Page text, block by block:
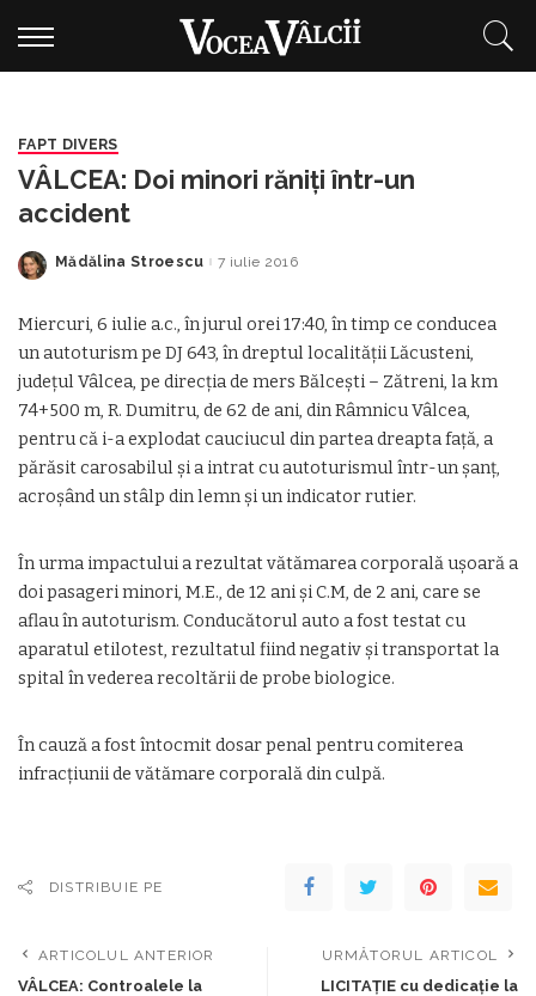
FAPT DIVERS
VÂLCEA: Doi minori răniţi într-un
accident
Posted
Mădălina Stroescu 7 iulie 2016
Miercuri, 6 iulie a.c., în jurul orei 17:40, în timp ce conducea
un autoturism pe DJ 643, în dreptul localităţii Lăcusteni,
judeţul Vâlcea, pe direcţia de mers Bălceşti – Zătreni, la km
74+500 m, R. Dumitru, de 62 de ani, din Râmnicu Vâlcea,
pentru că i-a explodat cauciucul din partea dreapta faţă, a
părăsit carosabilul şi a intrat cu autoturismul într-un şanţ,
acroşând un stâlp din lemn şi un indicator rutier.
În urma impactului a rezultat vătămarea corporală uşoară a
doi pasageri minori, M.E., de 12 ani şi C.M, de 2 ani, care se
aflau în autoturism. Conducătorul auto a fost testat cu
aparatul etilotest, rezultatul fiind negativ şi transportat la
spital în vederea recoltării de probe biologice.
În cauză a fost întocmit dosar penal pentru comiterea
infracţiunii de vătămare corporală din culpă.
DISTRIBUIE PE
ARTICOLUL ANTERIOR
VÂLCEA: Controalele la
URMĂTORUL ARTICOL
LICITAȚIE cu dedicație la